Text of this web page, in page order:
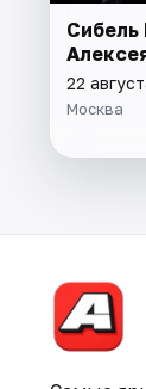
Сибель
22
Москва